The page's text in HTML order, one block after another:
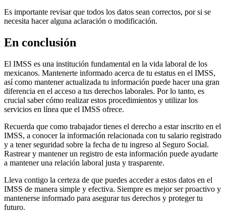
Es importante revisar que todos los datos sean correctos, por si se
necesita hacer alguna aclaración o modificación.
En conclusión
El IMSS es una institución fundamental en la vida laboral de los
mexicanos. Mantenerte informado acerca de tu estatus en el IMSS,
así como mantener actualizada tu información puede hacer una gran
diferencia en el acceso a tus derechos laborales. Por lo tanto, es
crucial saber cómo realizar estos procedimientos y utilizar los
servicios en línea que el IMSS ofrece.
Recuerda que como trabajador tienes el derecho a estar inscrito en el
IMSS, a conocer la información relacionada con tu salario registrado
y a tener seguridad sobre la fecha de tu ingreso al Seguro Social.
Rastrear y mantener un registro de esta información puede ayudarte
a mantener una relación laboral justa y trasparente.
Lleva contigo la certeza de que puedes acceder a estos datos en el
IMSS de manera simple y efectiva. Siempre es mejor ser proactivo y
mantenerse informado para asegurar tus derechos y proteger tu
futuro.